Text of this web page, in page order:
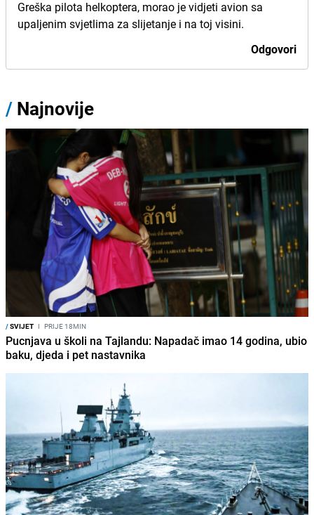
Greška pilota helkoptera, morao je vidjeti avion sa
upaljenim svjetlima za slijetanje i na toj visini.
Odgovori
/ Najnovije
/SVIJET I PRIJE 18MIN
Pucnjava u školi na Tajlandu: Napadač imao 14 godina, ubio
baku, djeda i pet nastavnika